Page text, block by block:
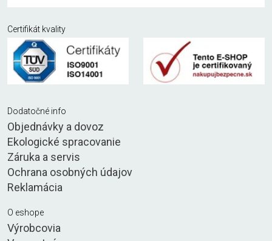
Certifikát kvality
Dodatočné info
Objednávky a dovoz
Ekologické spracovanie
Záruka a servis
Ochrana osobných údajov
Reklamácia
O eshope
Výrobcovia